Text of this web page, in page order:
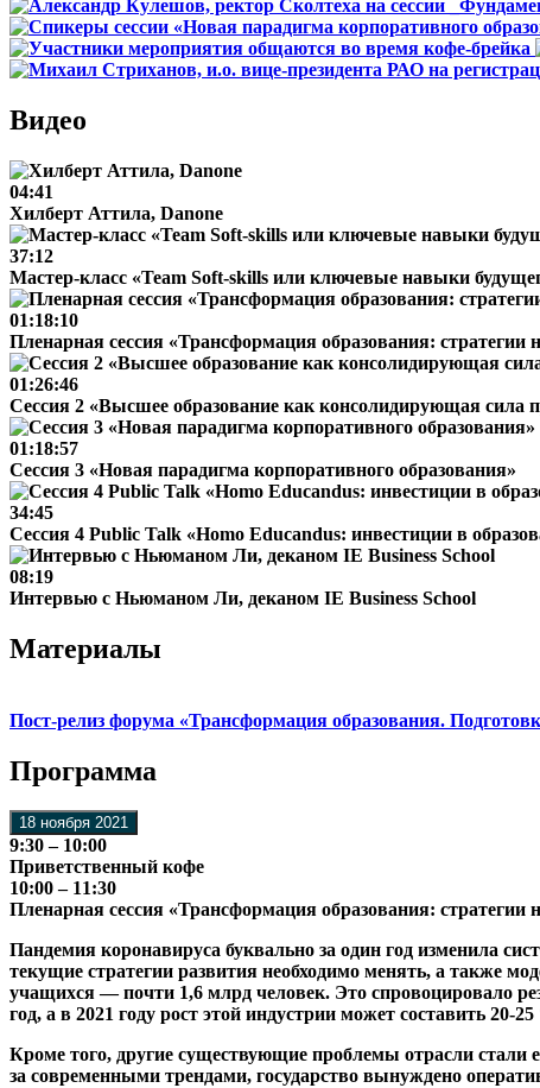
Видео
04:41
Хилберт Аттила, Danone
37:12
Мастер-класс «Team Soft-skills или ключевые навыки
01:18:10
Пленарная сессия «Трансформация образования: стратегии
01:26:46
Сессия 2 «Высшее образование как консолидирующая сила
01:18:57
Сессия 3 «Новая парадигма корпоративного образования»
34:45
Сессия 4 Public Talk «Homo Educandus: инвестиции в
08:19
Интервью с Ньюманом Ли, деканом IE Business School
Материалы
Пост-релиз форума «Трансформация образования.
Программа
18 ноября 2021
9:30 – 10:00
Приветственный кофе
10:00 – 11:30
Пленарная сессия «Трансформация образования: стратегии
Пандемия коронавируса буквально за один год изменила
текущие стратегии развития необходимо менять, а также
учащихся — почти 1,6 млрд человек. Это спровоцировало
год, а в 2021 году рост этой индустрии может составить 20-
Кроме того, другие существующие проблемы отрасли
за современными трендами, государство вынуждено